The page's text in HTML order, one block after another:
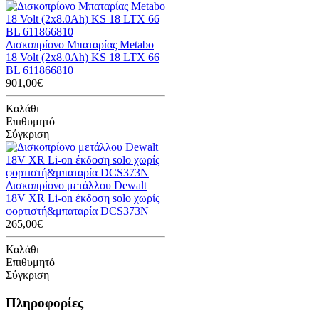
Δισκοπρίονο Μπαταρίας Metabo
18 Volt (2x8.0Ah) KS 18 LTX 66
BL 611866810
901,00€
Καλάθι
Επιθυμητό
Σύγκριση
Δισκοπρίονο μετάλλου Dewalt
18V XR Li-on έκδοση solo χωρίς
φορτιστή&μπαταρία DCS373N
265,00€
Καλάθι
Επιθυμητό
Σύγκριση
Πληροφορίες